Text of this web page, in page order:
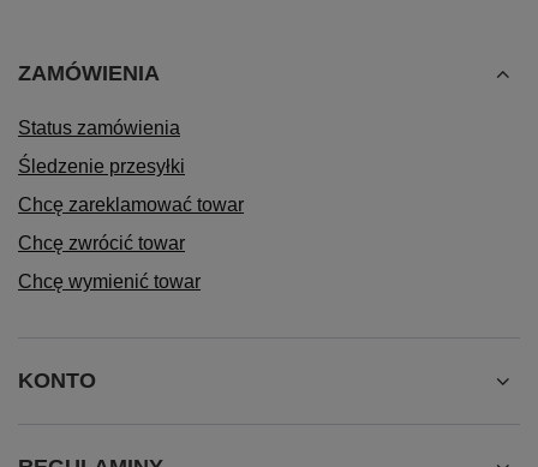
ZAMÓWIENIA
Status zamówienia
Śledzenie przesyłki
Chcę zareklamować towar
Chcę zwrócić towar
Chcę wymienić towar
KONTO